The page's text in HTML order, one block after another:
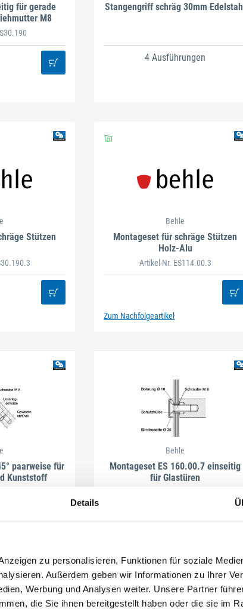
Details
zu personalisieren, Funktionen für soziale
Außerdem geben wir Informationen zu Ihrer
Werbung und Analysen weiter. Unsere Partner
die Sie ihnen bereitgestellt haben oder die sie im
für gerade
M8
Stangengriff schräg 30mm
4 Ausführungen
Stützen
Behle
Montageset für schräge Stützen
Holz-Alu
Artikel-Nr. ES114.00.3
Zum Nachfolgeartikel
paarweise für
Kunststoff
Behle
Montageset ES 160.00.7 einseitig
für Glastüren